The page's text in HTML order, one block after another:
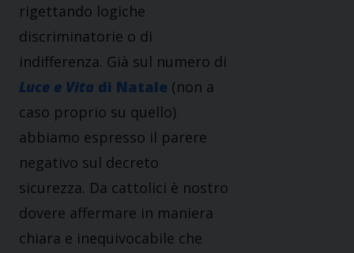
rigettando logiche
discriminatorie o di
indifferenza. Già sul numero di
Luce e Vita di Natale (non a
caso proprio su quello)
abbiamo espresso il parere
negativo sul decreto
sicurezza. Da cattolici è nostro
dovere affermare in maniera
chiara e inequivocabile che